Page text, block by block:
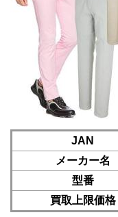
JAN
メーカー名
型番
買取上限価格